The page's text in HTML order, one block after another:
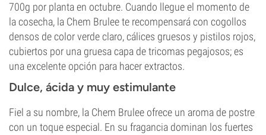
700g por planta en octubre. Cuando llegue el momento de
la cosecha, la Chem Brulee te recompensará con cogollos
densos de color verde claro, cálices gruesos y pistilos rojos,
cubiertos por una gruesa capa de tricomas pegajosos; es
una excelente opción para hacer extractos.
Dulce, ácida y muy estimulante
Fiel a su nombre, la Chem Brulee ofrece un aroma de postre
con un toque especial. En su fragancia dominan los fuertes